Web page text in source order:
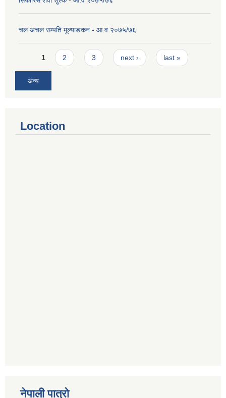
चल अचल सम्पति मूल्याङकन - आ.व २०७५/७६
Pages
1 2 3 next › last »
अन्य
Location
नेपाली पात्रो